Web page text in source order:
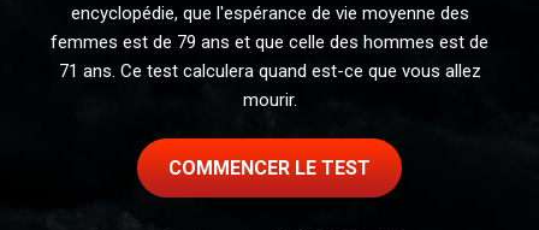
encyclopédie, que l'espérance de vie moyenne des
femmes est de 79 ans et que celle des hommes est de
71 ans. Ce test calculera quand est-ce que vous allez
mourir.
COMMENCER LE TEST